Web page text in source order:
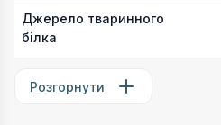
Джерело тваринного
білка
Розгорнути